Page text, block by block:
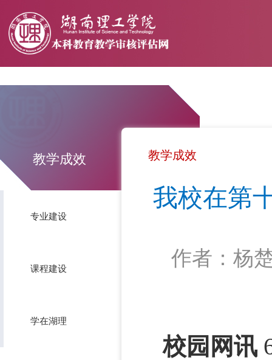
教学成效
专业建设
课程建设
学在湖理
教学成效
我校在第
作者：杨
校园网讯